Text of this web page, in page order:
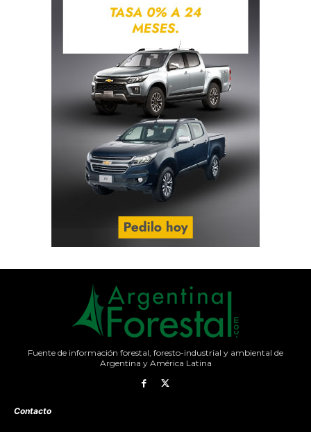
Fuente de información forestal, foresto-industrial y ambiental de
Argentina y América Latina
Contacto